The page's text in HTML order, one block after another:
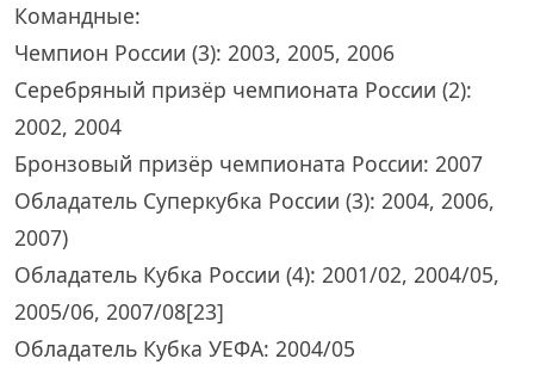
Командные:
Чемпион России (3): 2003, 2005, 2006
Серебряный призёр чемпионата России (2):
2002, 2004
Бронзовый призёр чемпионата России: 2007
Обладатель Суперкубка России (3): 2004, 2006,
2007)
Обладатель Кубка России (4): 2001/02, 2004/05,
2005/06, 2007/08[23]
Обладатель Кубка УЕФА: 2004/05